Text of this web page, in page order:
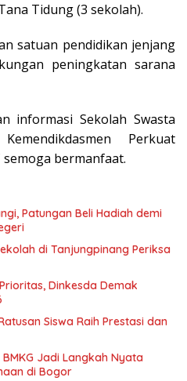
Tidung (3 sekolah).
satuan pendidikan jenjang
peningkatan sarana
informasi Sekolah Swasta
Perkuat
bermanfaat.
Patungan Beli Hadiah demi
di Tanjungpinang Periksa
Dinkesda Demak
Siswa Raih Prestasi dan
Jadi Langkah Nyata
di Bogor